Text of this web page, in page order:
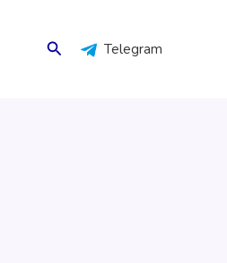
Поиск Telegram